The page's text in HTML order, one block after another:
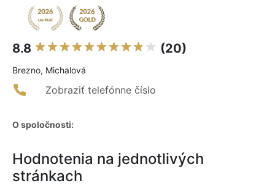
8.8 (20)
Brezno, Michalová
Zobraziť telefónne číslo
O spoločnosti:
Hodnotenia na jednotlivých
stránkach